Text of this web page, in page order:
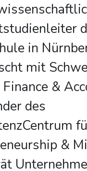
in
mit
Finance &
des
&